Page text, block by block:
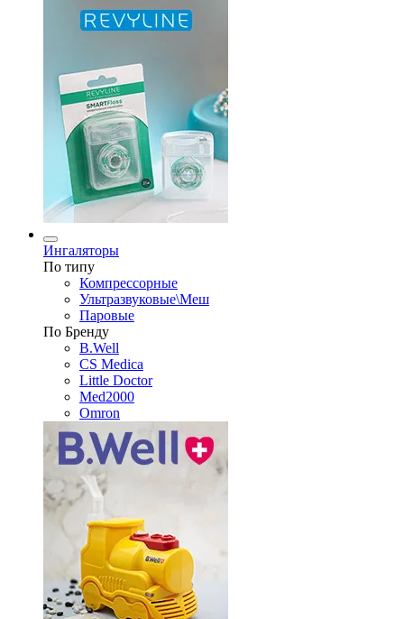
Ингаляторы
По типу
Компрессорные
Ультразвуковые\Меш
Паровые
По Бренду
B.Well
CS Medica
Little Doctor
Med2000
Omron